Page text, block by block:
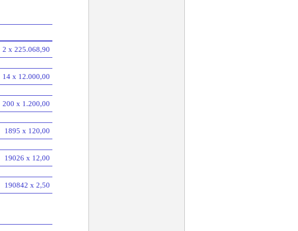
2 x 225.068,90
14 x 12.000,00
200 x 1.200,00
1895 x 120,00
19026 x 12,00
190842 x 2,50